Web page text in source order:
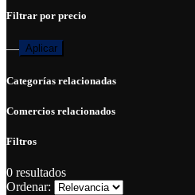
Filtrar por precio
— Aplicar
Categorías relacionadas
Comercios relacionados
Filtros
0 resultados
Ordenar: